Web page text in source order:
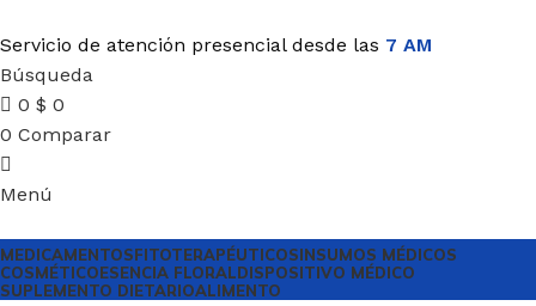
Servicio de atención presencial desde las 7 AM
Búsqueda
0 $ 0
0 Comparar
Menú
MEDICAMENTOSFITOTERAPÉUTICOSINSUMOS MÉDICOS
COSMÉTICOESENCIA FLORALDISPOSITIVO MÉDICO
SUPLEMENTO DIETARIOALIMENTO